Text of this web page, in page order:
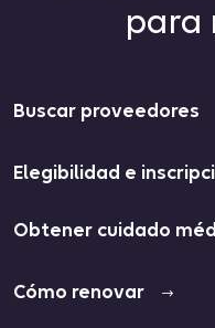
para
Buscar proveedores
Elegibilidad e
Obtener cuidado
Cómo renovar